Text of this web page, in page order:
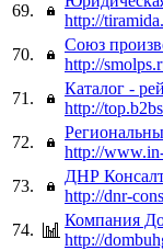
69.
http://
70.
Союз
http://
71.
Каталог -
http://
72.
http://
73.
ДНР
http://dnr-
74.
Компания
http://